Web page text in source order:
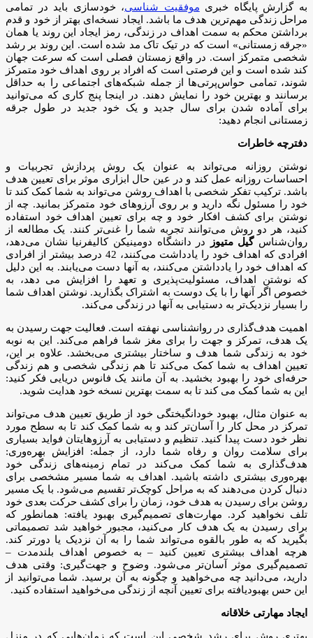
به گزارش پایگاه خبری موفقیت شناسی، خودسازی باید در تمامی
مراحل زندگی مهم‌ترین هدف ما باشد. ایجاد نسخه‌ای بهتر از خود و قدم
برداشتن محکم به سمت اهداف در زندگی، رمز ایجاد این روند یا همان
«جرقه زمستانی» است که در تیک تاک مد شده است. این روند بر رشد
شخصی متمرکز است. در واقع زمستان فصلی است که سرعت جهان
کند شده است و این فرصتی است که افراد بر روی اهداف خود متمرکز
شوند، تمامی حواس‌پرتی‌ها از جمله شبکه‌های اجتماعی را به حداقل
برسانند و بهترین خود را نمایش دهند. در اینجا پنج کاری که می‌توانید
برای آماده شدن برای سال جدید و یک خود جدید در طول جرقه
زمستانی انجام دهید:
دفترچه خاطرات
نوشتن روزانه می‌تواند به عنوان یک روش پردازش تجربیات و
احساسات روزانه عمل کند و در عین حال ابزاری موثر برای تعیین هدف
باشد. ترکیب تفکر شخصی با اهداف روشن می‌تواند به شما کمک کند تا
خود را مسئول نگه دارید و بر روی آرزوهای خود متمرکز بمانید. چه از
نوشتن برای کشف افکار خود و چه برای تعیین اهداف خود استفاده
کنید، هر دو روش می‌توانند تجربه شما را غنی‌تر کنند. یک مطالعه از
روان‌شناسگیل متیوز
در دانشگاه دومینیکن کالیفرنیا نشان می‌دهد،
افرادی که اهداف خود را یادداشت می‌کنند، 42 درصد بیشتر از افرادی
که اهداف خود را یادداشتن می‌کنند، به آنها دست می‌یابند. به این دلیل
که نوشتن اهداف، مسئولیت‌پذیری و تعهد را افزایش می دهد، به
خصوص اگر آنها را با یک دوست به اشتراک بگذارید. نوشتن اهداف شما
را بسیار نزدیک‌تر به دستیابی به آنها در زندگی می‌کند.
اهمیت هدف‌گذاری در روانشناسی نهفته است. فعالیت جهت رسیدن به
یک هدف، تمرکز و جهت را برای مغز شما فراهم می‌کند. این به نوبه
خود به زندگی شما هدف و ساختار بیشتری می‌بخشد. علاوه بر این،
تعیین اهداف به شما کمک می‌کند تا هم زندگی شخصی و هم زندگی
حرفه‌ای خود را بهبود بخشید. به آن مانند یک فانوس دریایی فکر کنید:
این به شما کمک می کند تا به سمت بهترین نسخه خود هدایت شوید.
به عنوان مثال، بهبود خودانگیختگی خود از طریق تعیین هدف می‌تواند
تمرکز در محل کار را آسان‌تر کند و به شما کمک کند تا به سطح مورد
نظر خود دست پیدا کنید. تنظیم و دستیابی به آرزوهایتان فواید بسیاری
برای سلامت روان و رفاه شما دارد، از جمله: افزایش بهره‌وری:
هدف‌گذاری به شما کمک می‌کند در تمام زمینه‌های زندگی خود
بهره‌وری بیشتری داشته باشید. اهداف به شما مسیر مشخصی برای
دنبال کردن می‌دهند که به مراحل کوچک‌تر تقسیم می‌شود. با یک مسیر
روشن برای رسیدن به هدف خود، زمان را برای کشف حرکت بعدی خود
تلف نخواهید کرد. مهارت‌های تصمیم‌گیری بهبود یافته: همانطور که
برای رسیدن به یک هدف کار می‌کنید، مجبور خواهید شد تصمیماتی
بگیرید که به طور بالقوه می‌تواند شما را به آن نزدیک یا دورتر کند.
هرچه اهداف بیشتری تعیین کنید – به خصوص اهداف بلندمدت –
تصمیم‌گیری موثر آسان‌تر می‌شود. وضوح و جهت‌گیری: وقتی هدف
دارید، می‌دانید چه می‌خواهید و چگونه به آن برسید. شما می‌توانید از
این حس بهبودیافته برای تعیین آنچه از زندگی می‌خواهید استفاده کنید.
ایجاد مهارتی خلاقانه
بهتری روش برای رشد شخصی این است که زمان‌هایی که در منزل